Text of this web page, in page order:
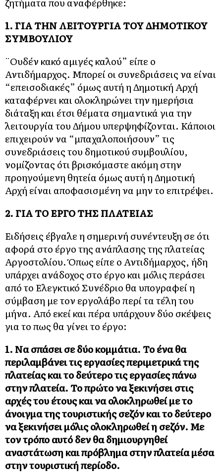
1. ΓΙΑ ΤΗΝ ΛΕΙΤΟΥΡΓΙΑ ΤΟΥ ΔΗΜΟΤΙΚΟΥ
ΣΥΜΒΟΥΛΙΟΥ
¨Ουδέν κακό αμιγές καλού” είπε ο
Αντιδήμαρχος. Μπορεί οι συνεδριάσεις να είναι
“επεισοδιακές” όμως αυτή η Δημοτική Αρχή
καταφέρνει και ολοκληρώνει την ημερήσια
διάταξη και έτσι θέματα σημαντικά για την
λειτουργία του Δήμου υπερψηφίζονται. Κάποιοι
επιχειρούν να “μπαχαλοποιήσουν” τις
συνεδριάσεις του δημοτικού συμβουλίου,
νομίζοντας ότι βρισκόμαστε ακόμη στην
προηγούμενη θητεία όμως αυτή η Δημοτική
Αρχή είναι αποφασισμένη να μην το επιτρέψει.
2. ΓΙΑ ΤΟ ΕΡΓΟ ΤΗΣ ΠΛΑΤΕΙΑΣ
Ειδήσεις έβγαλε η σημερινή συνέντευξη σε ότι
αφορά στο έργο της ανάπλασης της πλατείας
Αργοστολίου. Όπως είπε ο Αντιδήμαρχος, ήδη
υπάρχει ανάδοχος στο έργο και μόλις περάσει
από το Ελεγκτικό Συνέδριο θα υπογραφεί η
σύμβαση με τον εργολάβο περί τα τέλη του
μήνα. Από εκεί και πέρα υπάρχουν δύο σκέψεις
για το πως θα γίνει το έργο:
1. Να σπάσει σε δύο κομμάτια. Το ένα θα
περιλαμβάνει τις εργασίες περιμετρικά της
πλατείας και το δεύτερο τις εργασίες πάνω
στην πλατεία. Το πρώτο να ξεκινήσει στις
αρχές του έτους και να ολοκληρωθεί με το
άνοιγμα της τουριστικής σεζόν και το δεύτερο
να ξεκινήσει μόλις ολοκληρωθεί η σεζόν. Με
τον τρόπο αυτό δεν θα δημιουργηθεί
αναστάτωση και πρόβλημα στην πλατεία μέσα
στην τουριστική περίοδο.